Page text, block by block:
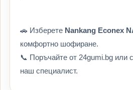
🚗 Изберете Nankang Econex
комфортно шофиране.
📞 Поръчайте от 24gumi.bg или
наш специалист.